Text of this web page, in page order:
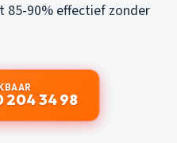
85-90% effectief zonder
204 34 98